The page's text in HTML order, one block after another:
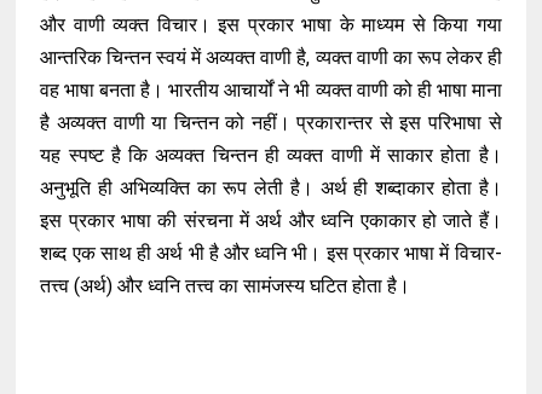
और वाणी व्यक्त विचार। इस प्रकार भाषा के माध्यम से किया गया
आन्तरिक चिन्तन स्वयं में अव्यक्त वाणी है, व्यक्त वाणी का रूप लेकर ही
वह भाषा बनता है। भारतीय आचार्यों ने भी व्यक्त वाणी को ही भाषा माना
है अव्यक्त वाणी या चिन्तन को नहीं। प्रकारान्तर से इस परिभाषा से
यह स्पष्ट है कि अव्यक्त चिन्तन ही व्यक्त वाणी में साकार होता है।
अनुभूति ही अभिव्यक्ति का रूप लेती है। अर्थ ही शब्दाकार होता है।
इस प्रकार भाषा की संरचना में अर्थ और ध्वनि एकाकार हो जाते हैं।
शब्द एक साथ ही अर्थ भी है और ध्वनि भी। इस प्रकार भाषा में विचार-
तत्त्व (अर्थ) और ध्वनि तत्त्व का सामंजस्य घटित होता है।